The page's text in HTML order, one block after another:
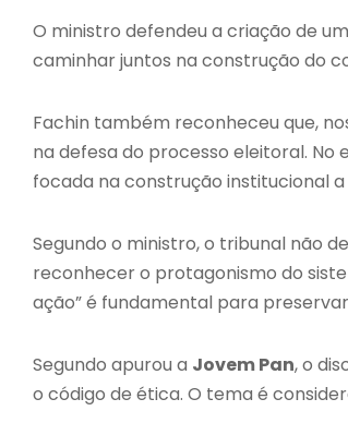
O ministro defendeu a criação de
caminhar juntos na construção do
Fachin também reconheceu que,
na defesa do processo eleitoral. No
focada na construção institucional
Segundo o ministro, o tribunal não
reconhecer o protagonismo do
ação” é fundamental para
Segundo apurou a Jovem Pan, o
o código de ética. O tema é